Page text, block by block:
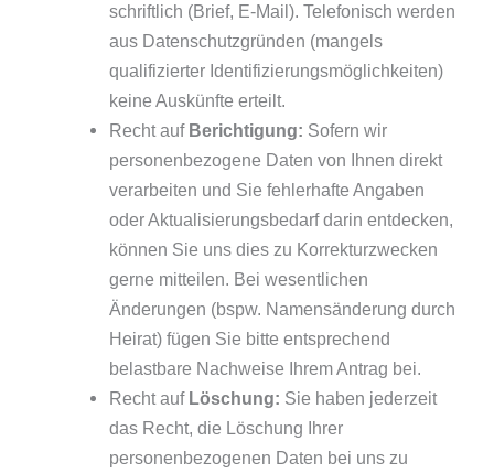
schriftlich (Brief, E-Mail). Telefonisch werden
aus Datenschutzgründen (mangels
qualifizierter Identifizierungsmöglichkeiten)
keine Auskünfte erteilt.
Recht aufBerichtigung: Sofern wir
personenbezogene Daten von Ihnen direkt
verarbeiten und Sie fehlerhafte Angaben
oder Aktualisierungsbedarf darin entdecken,
können Sie uns dies zu Korrekturzwecken
gerne mitteilen. Bei wesentlichen
Änderungen (bspw. Namensänderung durch
Heirat) fügen Sie bitte entsprechend
belastbare Nachweise Ihrem Antrag bei.
Recht aufLöschung: Sie haben jederzeit
das Recht, die Löschung Ihrer
personenbezogenen Daten bei uns zu